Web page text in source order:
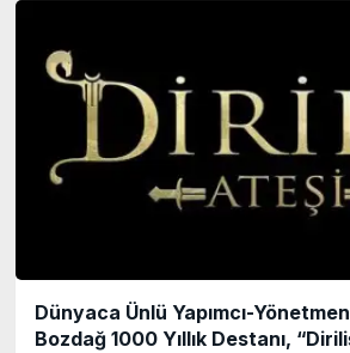
Dünyaca Ünlü Yapımcı-
Bozdağ 1000 Yıllık Destanı,